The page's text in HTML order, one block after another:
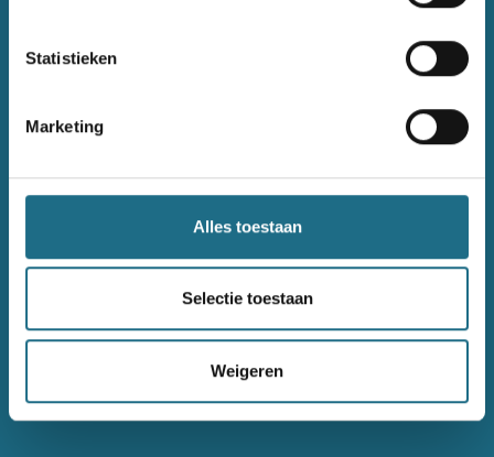
Statistieken
Marketing
Alles toestaan
Selectie toestaan
Weigeren
Wandelinspiratie
Gezondheid
+32(0)50 40 51 40
info@wandelsport.be
BE 0643 481 073